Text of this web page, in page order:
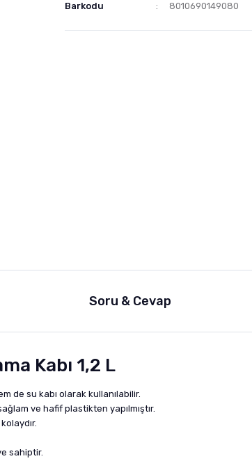
Barkodu 8010690149080
Soru & Cevap
Kabı 1,2 L
de su kabı olarak kullanılabilir.
ve hafif plastikten yapılmıştır.
sahiptir.